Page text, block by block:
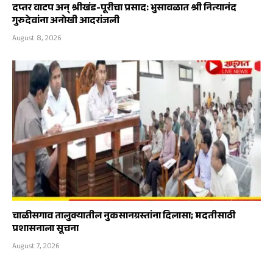
दप्तर वाटप अन् श्रीखंड-पूरीचा प्रसाद: भुसावळात श्री नित्यानंद
गुरुदेवांना अनोखी आदरांजली
August 8, 2026
चाळीसगाव तालुक्यातील नुकसानग्रस्तांना दिलासा; मदतीसाठी
प्रशासनाला सूचना
August 7, 2026